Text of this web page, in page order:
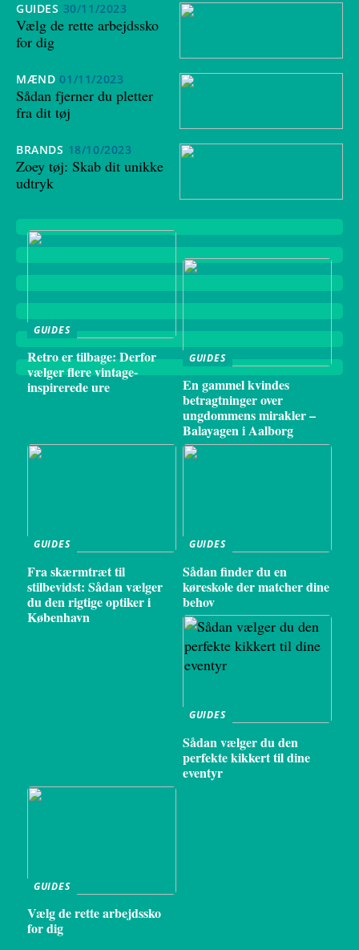
GUIDES 30/11/2023
Vælg de rette arbejdssko
for dig
MÆND 01/11/2023
Sådan fjerner du pletter
fra dit tøj
BRANDS 18/10/2023
Zoey tøj: Skab dit unikke
udtryk
GUIDES
Retro er tilbage: Derfor
vælger flere vintage-
inspirerede ure
GUIDES
En gammel kvindes
betragtninger over
ungdommens mirakler –
Balayagen i Aalborg
GUIDES
Fra skærmtræt til
stilbevidst: Sådan vælger
du den rigtige optiker i
København
GUIDES
Sådan finder du en
køreskole der matcher dine
behov
GUIDES
Sådan vælger du den
perfekte kikkert til dine
eventyr
GUIDES
Vælg de rette arbejdssko
for dig